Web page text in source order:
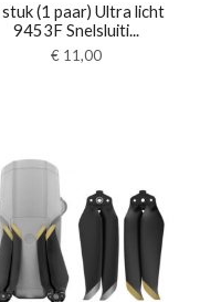
stuk (1 paar) Ultra licht
9453F Snelsluiti...
€ 11,00